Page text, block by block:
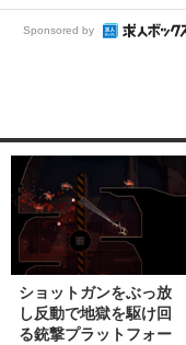
Sponsored by
ショットガンをぶっ放
し反動で地獄を駆け回
る銃撃プラットフォー